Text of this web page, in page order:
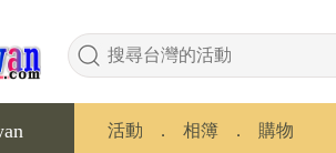
活動 ． 相簿 ． 購物